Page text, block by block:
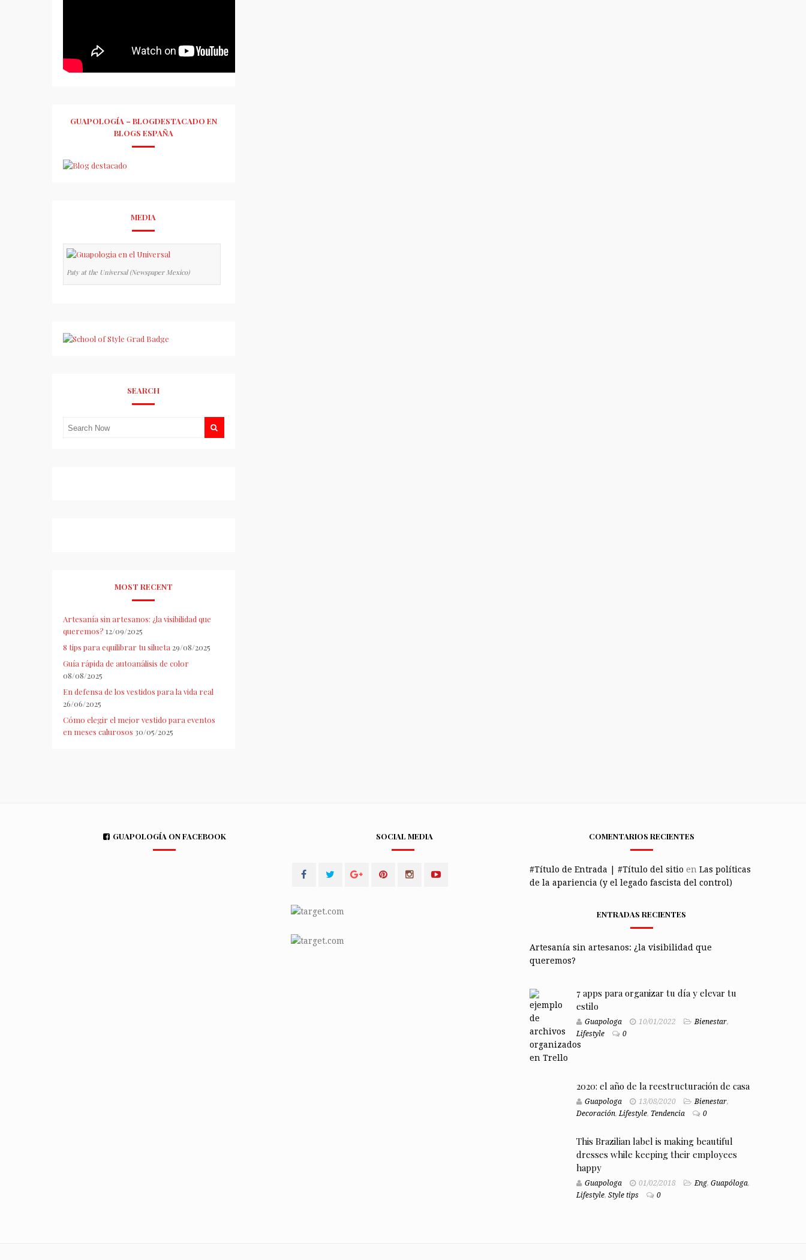
GUAPOLOGÍA – BLOGDESTACADO EN
BLOGS ESPAÑA
MEDIA
Paty at the Universal (Newspaper Mexico)
SEARCH
MOST RECENT
Artesanía sin artesanos: ¿la visibilidad que
queremos? 12/09/2025
8 tips para equilibrar tu silueta 29/08/2025
Guía rápida de autoanálisis de color
08/08/2025
En defensa de los vestidos para la vida real
26/06/2025
Cómo elegir el mejor vestido para eventos
en meses calurosos 30/05/2025
GUAPOLOGÍA ON FACEBOOK SOCIAL MEDIA COMENTARIOS RECIENTES
#Título de Entrada | #Título del sitio en Las políticas
de la apariencia (y el legado fascista del control)
ENTRADAS RECIENTES
Artesanía sin artesanos: ¿la visibilidad que
queremos?
7 apps para organizar tu día y elevar tu
estilo
Guapologa 10/01/2022 Bienestar,
Lifestyle
0
2020: el año de la reestructuración de casa
Guapologa 13/08/2020 Bienestar,
Decoración,Lifestyle, Tendencia 0
This Brazilian label is making beautiful
dresses while keeping their employees
happy
Guapologa 01/02/2018 Eng, Guapóloga,
Lifestyle, Style tips 0